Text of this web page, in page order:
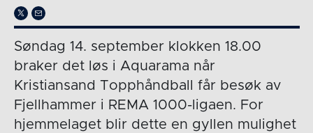
Søndag 14. september klokken 18.00
braker det løs i Aquarama når
Kristiansand Topphåndball får besøk av
Fjellhammer i REMA 1000-ligaen. For
hjemmelaget blir dette en gyllen mulighet